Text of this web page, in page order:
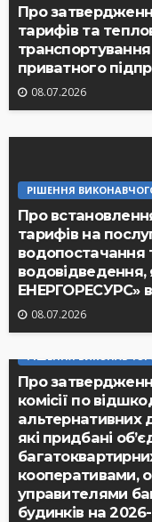
Про
тарифів та
приватного
08.07.2026
РІШЕННЯ
Про
тарифів на
водопостачання
водовідведення,
ЕНЕРГОРЕСУРС» в
08.07.2026
Про
комісії по
альтернативних
які придбані
кооперативами,
управителями
будинків на